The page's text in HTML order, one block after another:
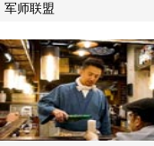
军师联盟